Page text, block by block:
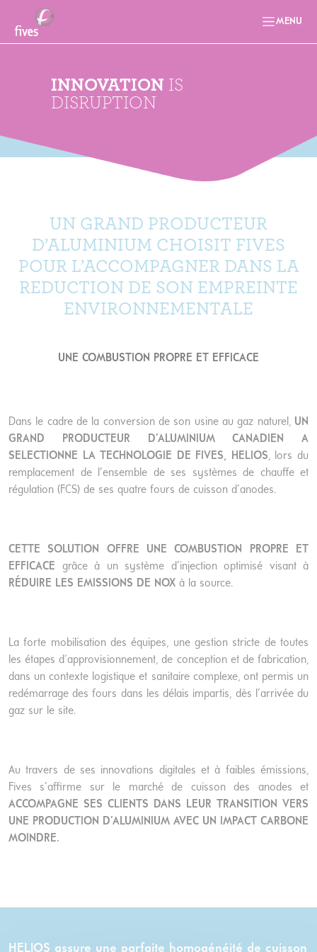
MENU
INNOVATION IS
DISRUPTION
UN GRAND PRODUCTEUR
D’ALUMINIUM CHOISIT FIVES
POUR L’ACCOMPAGNER DANS LA
REDUCTION DE SON EMPREINTE
ENVIRONNEMENTALE
UNE COMBUSTION PROPRE ET EFFICACE
Dans le cadre de la conversion de son usine au gaz naturel, UN
GRAND PRODUCTEUR D’ALUMINIUM CANADIEN A
SELECTIONNE LA TECHNOLOGIE DE FIVES, HELIOS, lors du
remplacement de l’ensemble de ses systèmes de chauffe et
régulation (FCS) de ses quatre fours de cuisson d’anodes.
CETTE SOLUTION OFFRE UNE COMBUSTION PROPRE ET
EFFICACE grâce à un système d’injection optimisé visant à
RÉDUIRE LES EMISSIONS DE NOX à la source.
La forte mobilisation des équipes, une gestion stricte de toutes
les étapes d'approvisionnement, de conception et de fabrication,
dans un contexte logistique et sanitaire complexe, ont permis un
redémarrage des fours dans les délais impartis, dès l’arrivée du
gaz sur le site.
Au travers de ses innovations digitales et à faibles émissions,
Fives s’affirme sur le marché de cuisson des anodes et
ACCOMPAGNE SES CLIENTS DANS LEUR TRANSITION VERS
UNE PRODUCTION D’ALUMINIUM AVEC UN IMPACT CARBONE
MOINDRE.
HELIOS assure une parfaite homogénéité de cuisson